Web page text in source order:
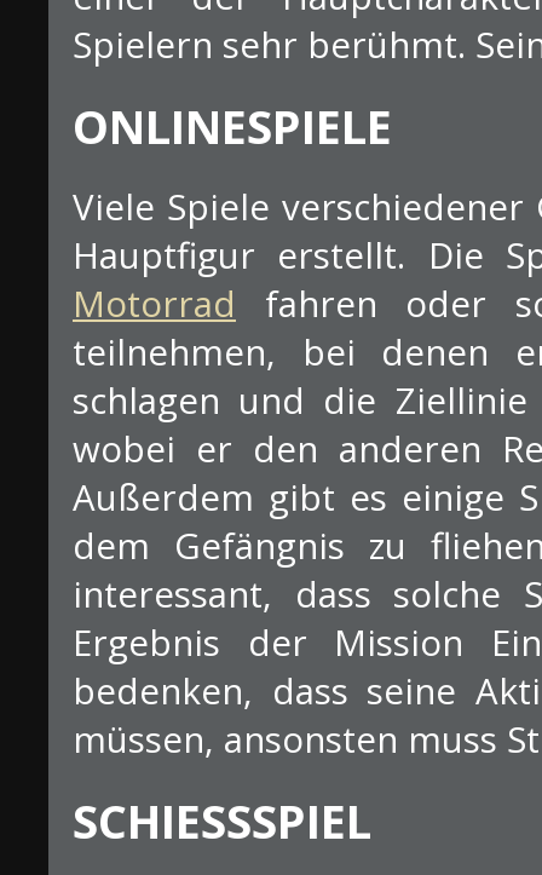
Spielern sehr berühmt.
ONLINESPIELE
Viele Spiele
Hauptfigur erstellt. Die
Motorrad fahren oder
teilnehmen, bei denen
schlagen und die
wobei er den anderen
Außerdem gibt es einige
dem Gefängnis zu
interessant, dass solche
Ergebnis der Mission
bedenken, dass seine
müssen, ansonsten muss
SCHIESSSPIEL